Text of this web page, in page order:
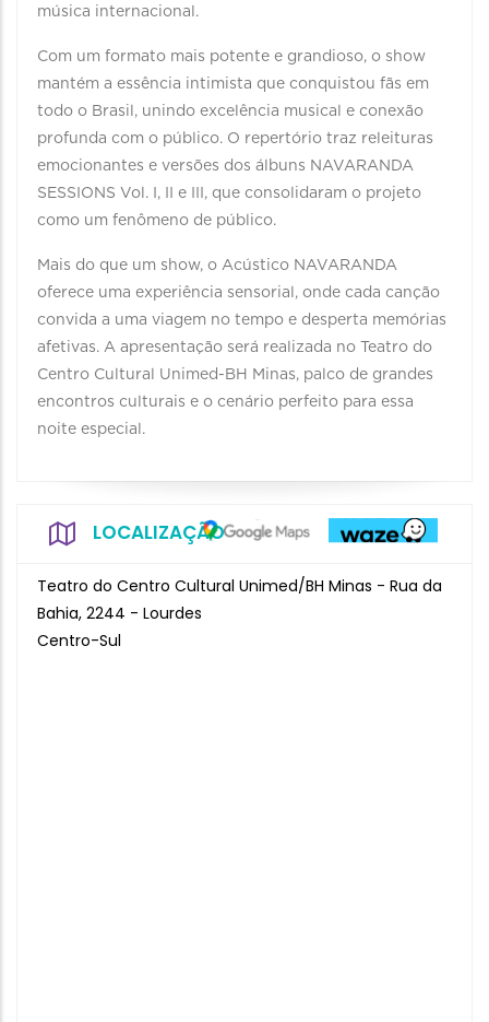
música internacional.
Com um formato mais potente e grandioso, o show
mantém a essência intimista que conquistou fãs em
todo o Brasil, unindo excelência musical e conexão
profunda com o público. O repertório traz releituras
emocionantes e versões dos álbuns NAVARANDA
SESSIONS Vol. I, II e III, que consolidaram o projeto
como um fenômeno de público.
Mais do que um show, o Acústico NAVARANDA
oferece uma experiência sensorial, onde cada canção
convida a uma viagem no tempo e desperta memórias
afetivas. A apresentação será realizada no Teatro do
Centro Cultural Unimed-BH Minas, palco de grandes
encontros culturais e o cenário perfeito para essa
noite especial.
LOCALIZAÇÃO
Teatro do Centro Cultural Unimed/BH Minas - Rua da
Bahia, 2244 - Lourdes
Centro-Sul